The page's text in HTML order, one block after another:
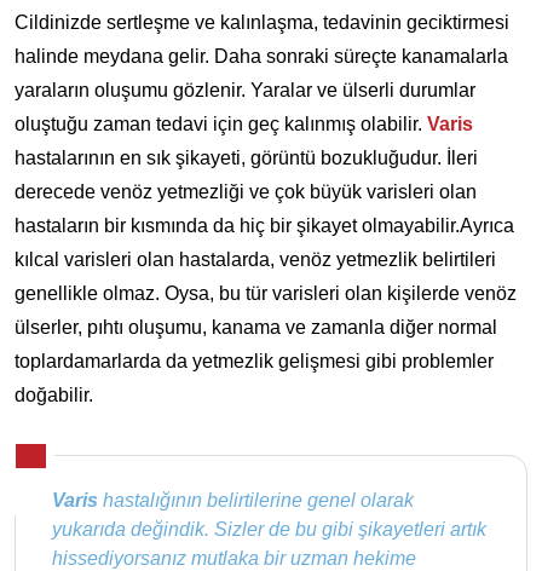
Cildinizde sertleşme ve kalınlaşma, tedavinin geciktirmesi
halinde meydana gelir. Daha sonraki süreçte kanamalarla
yaraların oluşumu gözlenir. Yaralar ve ülserli durumlar
oluştuğu zaman tedavi için geç kalınmış olabilir. Varis
hastalarının en sık şikayeti, görüntü bozukluğudur. İleri
derecede venöz yetmezliği ve çok büyük varisleri olan
hastaların bir kısmında da hiç bir şikayet olmayabilir.Ayrıca
kılcal varisleri olan hastalarda, venöz yetmezlik belirtileri
genellikle olmaz. Oysa, bu tür varisleri olan kişilerde venöz
ülserler, pıhtı oluşumu, kanama ve zamanla diğer normal
toplardamarlarda da yetmezlik gelişmesi gibi problemler
doğabilir.
Varis hastalığının belirtilerine genel olarak
yukarıda değindik. Sizler de bu gibi şikayetleri artık
hissediyorsanız mutlaka bir uzman hekime